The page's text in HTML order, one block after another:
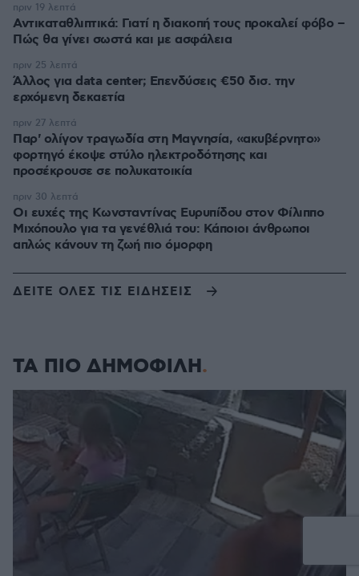
Αντικαταθλιπτικά: Γιατί η διακοπή τους προκαλεί φόβο –
Πώς θα γίνει σωστά και με ασφάλεια
πριν 19 λεπτά
Άλλος για data center; Επενδύσεις €50 δισ. την
ερχόμενη δεκαετία
πριν 25 λεπτά
Παρ' ολίγον τραγωδία στη Μαγνησία, «ακυβέρνητο»
φορτηγό έκοψε στύλο ηλεκτροδότησης και
προσέκρουσε σε πολυκατοικία
πριν 27 λεπτά
Οι ευχές της Κωνσταντίνας Ευρυπίδου στον Φίλιππο
Μιχόπουλο για τα γενέθλιά του: Κάποιοι άνθρωποι
απλώς κάνουν τη ζωή πιο όμορφη
πριν 30 λεπτά
ΔΕΙΤΕ ΟΛΕΣ ΤΙΣ ΕΙΔΗΣΕΙΣ
ΤΑ ΠΙΟ ΔΗΜΟΦΙΛΗ